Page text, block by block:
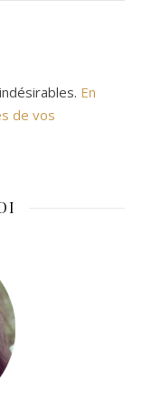
En
de vos